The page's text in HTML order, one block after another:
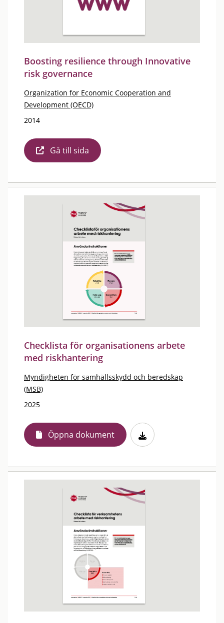
Boosting resilience through Innovative
risk governance
Organization for Economic Cooperation and
Development (OECD)
2014
Gå till sida
Checklista för organisationens arbete
med riskhantering
Myndigheten för samhällsskydd och beredskap
(MSB)
2025
Öppna dokument